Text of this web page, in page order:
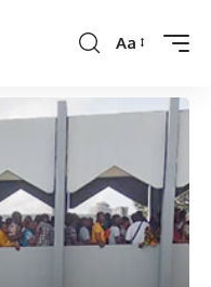
Font
Aa